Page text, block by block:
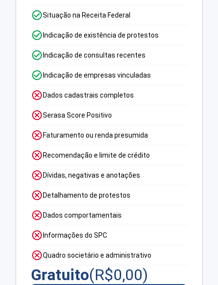
Situação na Receita Federal
Indicação de existência de protestos
Indicação de consultas recentes
Indicação de empresas vinculadas
Dados cadastrais completos
Serasa Score Positivo
Faturamento ou renda presumida
Recomendação e limite de crédito
Dívidas, negativas e anotações
Detalhamento de protestos
Dados comportamentais
Informações do SPC
Quadro societário e administrativo
Gratuito(R$0,00)